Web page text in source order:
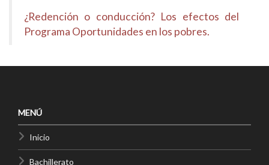
¿Redención o conducción? Los efectos del
Programa Oportunidades en los pobres.
MENÚ
Inicio
Bachillerato